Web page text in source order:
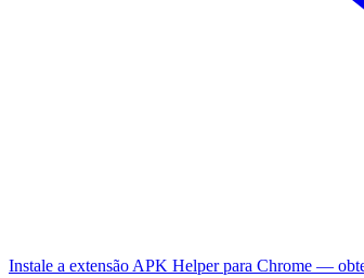
Instale a extensão APK Helper para Chrome —